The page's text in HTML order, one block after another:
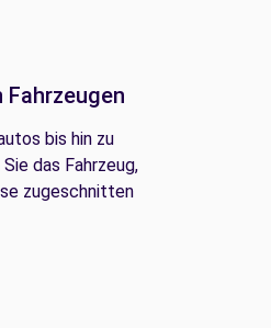
Fahrzeugen
bis hin zu
das Fahrzeug,
zugeschnitten